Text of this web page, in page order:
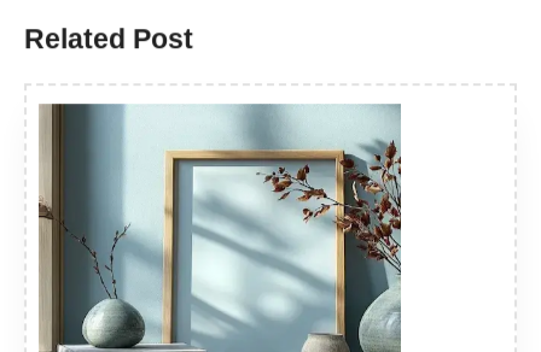
Related Post